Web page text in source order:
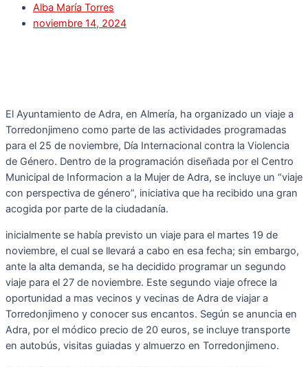
Alba María Torres
noviembre 14, 2024
El Ayuntamiento de Adra, en Almería, ha organizado un viaje a
Torredonjimeno como parte de las actividades programadas
para el 25 de noviembre, Día Internacional contra la Violencia
de Género. Dentro de la programación diseñada por el Centro
Municipal de Informacion a la Mujer de Adra, se incluye un “viaje
con perspectiva de género”, iniciativa que ha recibido una gran
acogida por parte de la ciudadanía.
inicialmente se había previsto un viaje para el martes 19 de
noviembre, el cual se llevará a cabo en esa fecha; sin embargo,
ante la alta demanda, se ha decidido programar un segundo
viaje para el 27 de noviembre. Este segundo viaje ofrece la
oportunidad a mas vecinos y vecinas de Adra de viajar a
Torredonjimeno y conocer sus encantos. Según se anuncia en
Adra, por el módico precio de 20 euros, se incluye transporte
en autobús, visitas guiadas y almuerzo en Torredonjimeno.